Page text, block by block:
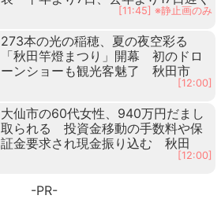
[11:45] ※静止画のみ
273本の光の稲穂、夏の夜空彩る
「秋田竿燈まつり」開幕 初のドロ
ーンショーも観光客魅了 秋田市
[12:00]
大仙市の60代女性、940万円だまし
取られる 投資金移動の手数料や保
証金要求され現金振り込む 秋田
[12:00]
-PR-